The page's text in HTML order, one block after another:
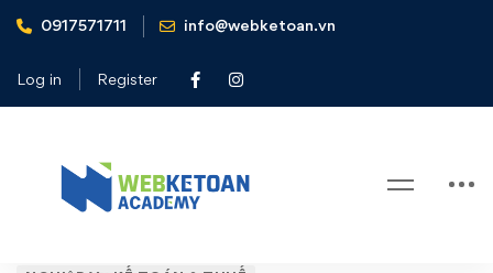
0917571711 info@webketoan.vn
Log in Register
Home
Nghiệp vụ Kế toán & Thuế